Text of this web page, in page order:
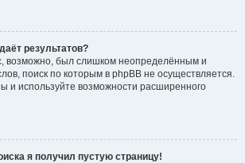
результатов?
возможно, был слишком неопределённым и
поиск по которым в phpBB не осуществляется.
и используйте возможности расширенного
я получил пустую страницу!